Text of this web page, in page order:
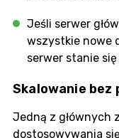
Jeśli serwer
wszystkie nowe
serwer stanie
Skalowanie bez
Jedną z głównych
dostosowywania